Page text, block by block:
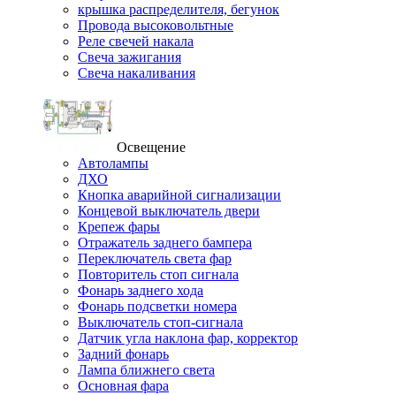
крышка распределителя, бегунок
Провода высоковольтные
Реле свечей накала
Свеча зажигания
Свеча накаливания
Освещение
Автолампы
ДХО
Кнопка аварийной сигнализации
Концевой выключатель двери
Крепеж фары
Отражатель заднего бампера
Переключатель света фар
Повторитель стоп сигнала
Фонарь заднего хода
Фонарь подсветки номера
Выключатель стоп-сигнала
Датчик угла наклона фар, корректор
Задний фонарь
Лампа ближнего света
Основная фара